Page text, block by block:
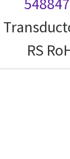
RS